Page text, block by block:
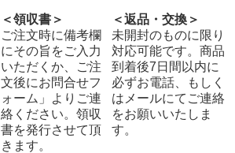
＜領収書＞
＜返品・交換＞
ご注文時に備考欄
にその旨をご入力
いただくか、ご注
文後にお問合せフ
ォーム」よりご連
絡ください。領収
書を発行させて頂
きます。
未開封のものに限り
対応可能です。商品
到着後7日間以内に
必ずお電話、もしく
はメールにてご連絡
をお願いいたしま
す。